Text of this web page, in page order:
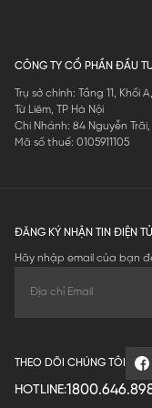
CÔNG TY CỔ PHẦN ĐẦU
Trụ sở chính: Tầng 11,
Từ Liêm, TP Hà Nội
Chi Nhánh: 84 Nguyễn
Mã số thuế: 0105911105
ĐĂNG KÝ NHẬN TIN ĐIỆN TỬ
Hãy nhập email của bạn
THEO DÕI CHÚNG TÔI
HOTLINE: